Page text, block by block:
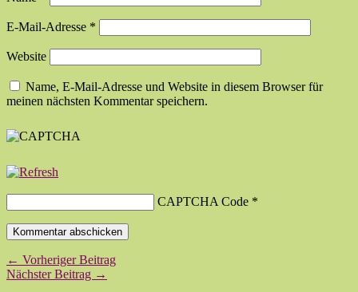
E-Mail-Adresse *
Website
Name, E-Mail-Adresse und Website in diesem Browser für
meinen nächsten Kommentar speichern.
CAPTCHA Code *
← Vorheriger Beitrag
Nächster Beitrag →